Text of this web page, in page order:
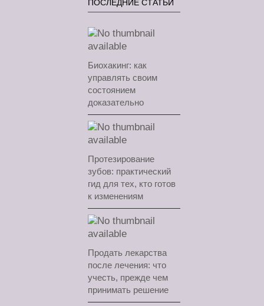
ПОСЛЕДНИЕ СТАТЬИ
Биохакинг: как
управлять своим
состоянием
доказательно
Протезирование
зубов: практический
гид для тех, кто готов
к изменениям
Продать лекарства
после лечения: что
учесть, прежде чем
принимать решение